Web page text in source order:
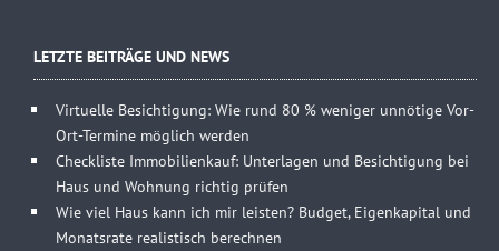
LETZTE BEITRÄGE UND NEWS
Virtuelle Besichtigung: Wie rund 80 % weniger unnötige Vor-
Ort-Termine möglich werden
Checkliste Immobilienkauf: Unterlagen und Besichtigung bei
Haus und Wohnung richtig prüfen
Wie viel Haus kann ich mir leisten? Budget, Eigenkapital und
Monatsrate realistisch berechnen